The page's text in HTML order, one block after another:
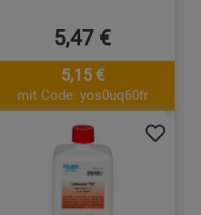
5,47 €
5,15 €
mit Code: yos0uq60fr